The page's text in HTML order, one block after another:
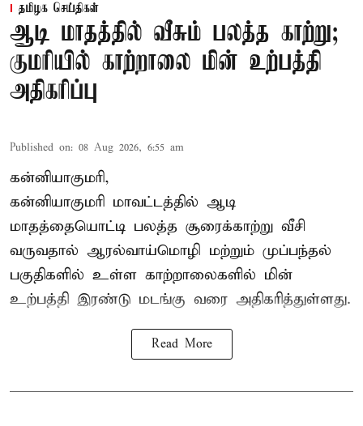
தமிழக செய்திகள்
ஆடி மாதத்தில் வீசும் பலத்த காற்று;
குமரியில் காற்றாலை மின் உற்பத்தி
அதிகரிப்பு
Published on: 08 Aug 2026, 6:55 am
கன்னியாகுமரி,
கன்னியாகுமரி மாவட்டத்தில் ஆடி
மாதத்தையொட்டி பலத்த சூரைக்காற்று வீசி
வருவதால் ஆரல்வாய்மொழி மற்றும் முப்பந்தல்
பகுதிகளில் உள்ள காற்றாலைகளில் மின்
உற்பத்தி இரண்டு மடங்கு வரை அதிகரித்துள்ளது.
Read More